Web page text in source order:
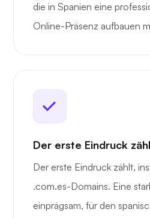
die in Spanien eine
Online-Präsenz aufbauen
Der erste Eindruck
Der erste Eindruck zählt,
.com.es-Domains. Eine
einprägsam, für den